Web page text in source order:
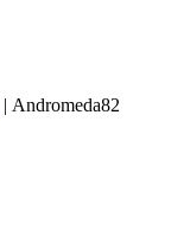
| Andromeda82